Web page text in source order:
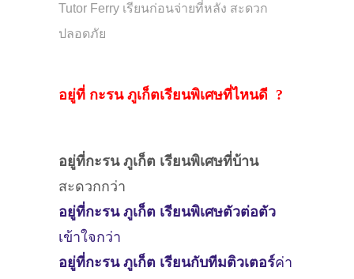
Tutor Ferry เรียนก่อนจ่ายที่หลัง สะดวก
ปลอดภัย
อยู่ที่ กะรน ภูเก็ตเรียนพิเศษที่ไหนดี ?
อยู่ที่กะรน ภูเก็ต เรียนพิเศษที่บ้าน
สะดวกกว่า
อยู่ที่กะรน ภูเก็ต เรียนพิเศษตัวต่อตัว
เข้าใจกว่า
อยู่ที่กะรน ภูเก็ต เรียนกับทีมติวเตอร์ค่า